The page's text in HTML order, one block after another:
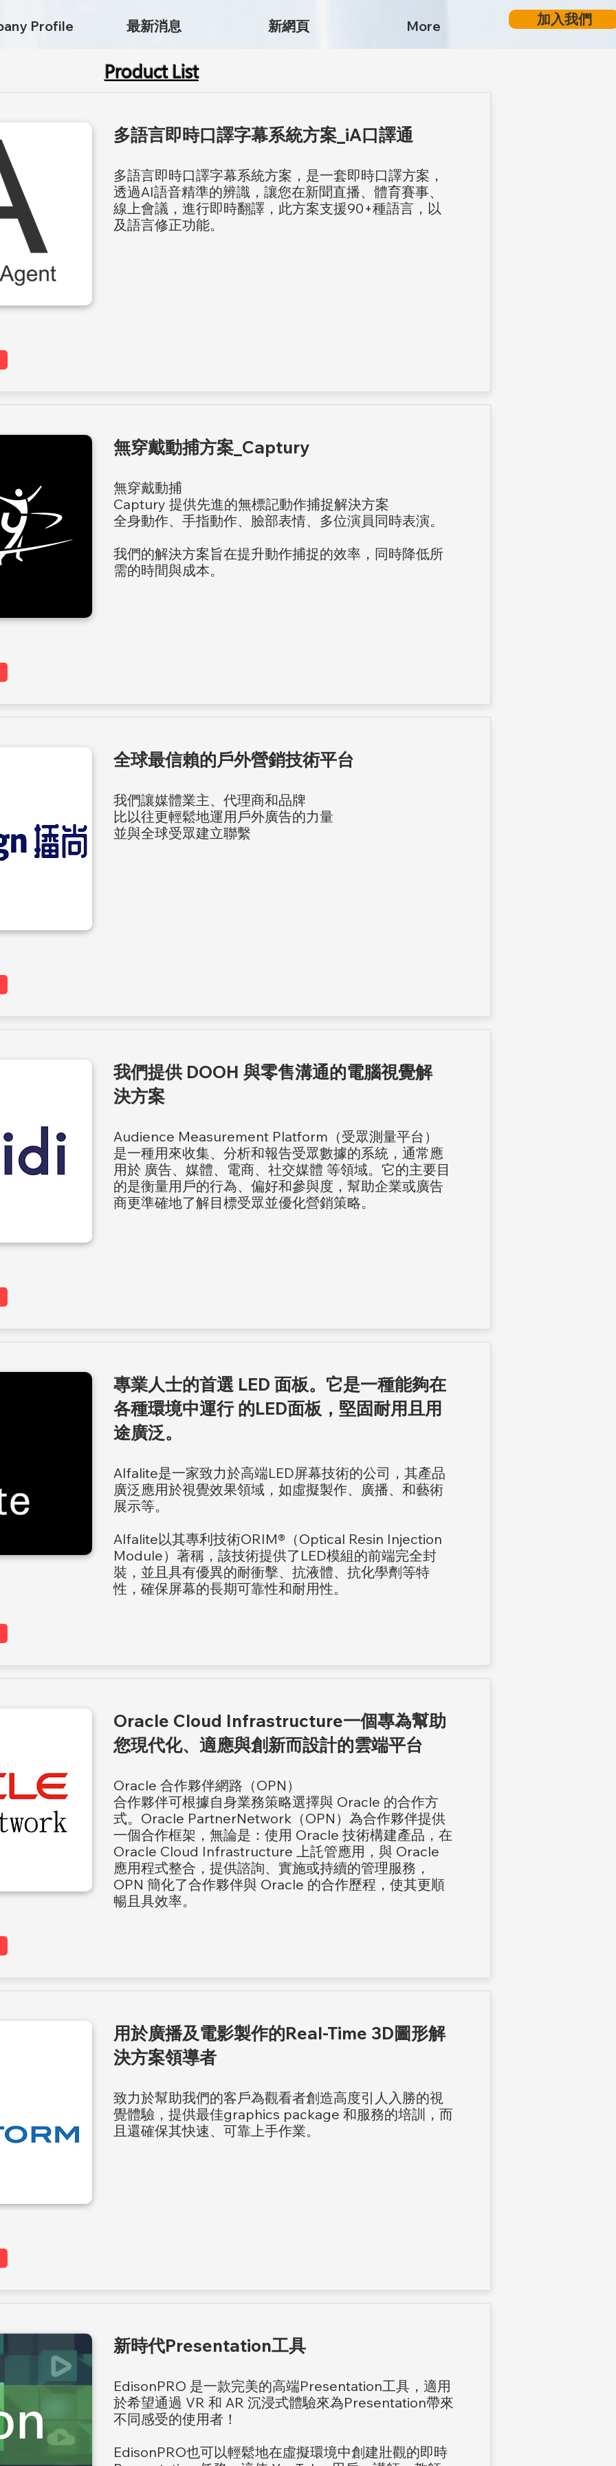
Profile 最新消息 新網頁 More 加入我們
Product List
多語言即時口譯字幕系統方案_iA口譯通
多語言即時口譯字幕系統方案，是一套即時口譯方案，
透過AI語音精準的辨識，讓您在新聞直播、體育賽事、
線上會議，進行即時翻譯，此方案支援90+種語言，以
及語言修正功能。
無穿戴動捕方案_Captury
無穿戴動捕
Captury 提供先進的無標記動作捕捉解決方案
全身動作、手指動作、臉部表情、多位演員同時表演。
我們的解決方案旨在提升動作捕捉的效率，同時降低所
需的時間與成本。
全球最信賴的戶外營銷技術平台
我們讓媒體業主、代理商和品牌
比以往更輕鬆地運用戶外廣告的力量
並與全球受眾建立聯繫
我們提供 DOOH 與零售溝通的電腦視覺解
決方案
Audience Measurement Platform（受眾測量平台）
是一種用來收集、分析和報告受眾數據的系統，通常應
用於 廣告、媒體、電商、社交媒體 等領域。它的主要目
的是衡量用戶的行為、偏好和參與度，幫助企業或廣告
商更準確地了解目標受眾並優化營銷策略。
專業人士的首選 LED 面板。它是一種能夠在
各種環境中運行 的LED面板，堅固耐用且用
途廣泛。
Alfalite是一家致力於高端LED屏幕技術的公司，其產品
廣泛應用於視覺效果領域，如虛擬製作、廣播、和藝術
展示等。
Alfalite以其專利技術ORIM®（Optical Resin Injection
Module）著稱，該技術提供了LED模組的前端完全封
裝，並且具有優異的耐衝擊、抗液體、抗化學劑等特
性，確保屏幕的長期可靠性和耐用性。
Oracle Cloud Infrastructure一個專為幫助
您現代化、適應與創新而設計的雲端平台
Oracle 合作夥伴網路（OPN）
合作夥伴可根據自身業務策略選擇與 Oracle 的合作方
式。Oracle PartnerNetwork（OPN）為合作夥伴提供
一個合作框架，無論是：使用 Oracle 技術構建產品，在
Oracle Cloud Infrastructure 上託管應用，與 Oracle
應用程式整合，提供諮詢、實施或持續的管理服務，
OPN 簡化了合作夥伴與 Oracle 的合作歷程，使其更順
暢且具效率。
用於廣播及電影製作的Real-Time 3D圖形解
決方案領導者
致力於幫助我們的客戶為觀看者創造高度引人入勝的視
覺體驗，提供最佳graphics package 和服務的培訓，而
且還確保其快速、可靠上手作業。
新時代Presentation工具
EdisonPRO 是一款完美的高端Presentation工具，適用
於希望通過 VR 和 AR 沉浸式體驗來為Presentation帶來
不同感受的使用者！
EdisonPRO也可以輕鬆地在虛擬環境中創建壯觀的即時